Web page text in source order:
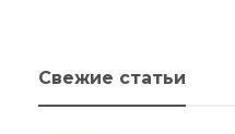
Свежие статьи